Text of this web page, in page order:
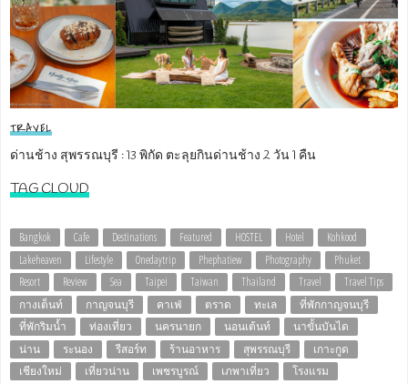
TRAVEL
ด่านช้าง สุพรรณบุรี : 13 พิกัด ตะลุยกินด่านช้าง 2 วัน 1 คืน
TAG CLOUD
Bangkok Cafe Destinations Featured HOSTEL Hotel
Kohkood
Lakeheaven
Lifestyle Onedaytrip Phephatiew Photography
Phuket
Resort
Review Sea Taipei Taiwan Thailand Travel
Travel Tips
กางเต็นท์
กาญจนบุรี คาเฟ่ ตราด ทะเล
ที่พักกาญจนบุรี
ที่พักริมน้ำ
ท่องเที่ยว นครนายก นอนเต้นท์
นาขั้นบันได
น่าน
ระนอง รีสอร์ท ร้านอาหาร สุพรรณบุรี
เกาะกูด
เชียงใหม่
เที่ยวน่าน เพชรบูรณ์ เภพาเที่ยว
โรงแรม